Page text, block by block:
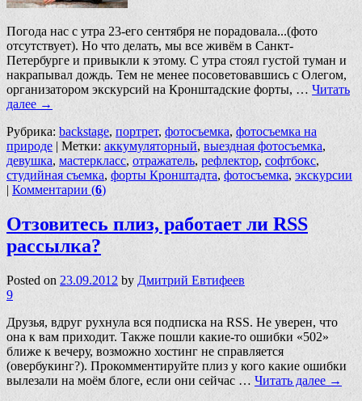
Погода нас с утра 23-его сентября не порадовала...(фото
отсутствует). Но что делать, мы все живём в Санкт-
Петербурге и привыкли к этому. С утра стоял густой туман и
накрапывал дождь. Тем не менее посоветовавшись с Олегом,
организатором экскурсий на Кронштадские форты, … Читать
далее →
Рубрика: backstage, портрет, фотосъемка, фотосъемка на
природе | Метки: аккумуляторный, выездная фотосъемка,
девушка, мастеркласс, отражатель, рефлектор, софтбокс,
студийная съемка, форты Кронштадта, фотосъемка, экскурсии
| Комментарии (6)
Отзовитесь плиз, работает ли RSS
рассылка?
Posted on 23.09.2012 by Дмитрий Евтифеев
9
Друзья, вдруг рухнула вся подписка на RSS. Не уверен, что
она к вам приходит. Также пошли какие-то ошибки «502»
ближе к вечеру, возможно хостинг не справляется
(овербукинг?). Прокомментируйте плиз у кого какие ошибки
вылезали на моём блоге, если они сейчас … Читать далее →